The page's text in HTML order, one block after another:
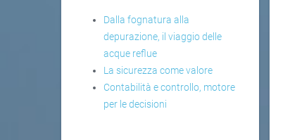
Dalla fognatura alla
depurazione, il viaggio delle
acque reflue
La sicurezza come valore
Contabilità e controllo, motore
per le decisioni